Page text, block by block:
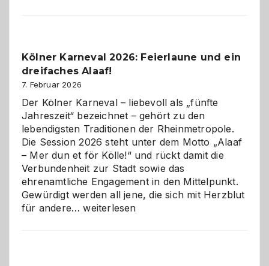
geworden
Kölner Karneval 2026: Feierlaune und ein
dreifaches Alaaf!
7. Februar 2026
Der Kölner Karneval – liebevoll als „fünfte
Jahreszeit“ bezeichnet – gehört zu den
lebendigsten Traditionen der Rheinmetropole.
Die Session 2026 steht unter dem Motto „Alaaf
– Mer dun et för Kölle!“ und rückt damit die
Verbundenheit zur Stadt sowie das
ehrenamtliche Engagement in den Mittelpunkt.
Gewürdigt werden all jene, die sich mit Herzblut
für andere…Kölner
weiterlesen